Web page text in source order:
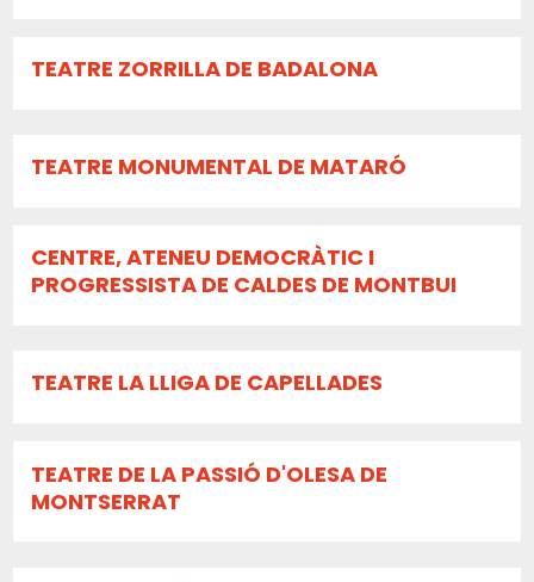
TEATRE ZORRILLA DE BADALONA
TEATRE MONUMENTAL DE MATARÓ
CENTRE, ATENEU DEMOCRÀTIC I
PROGRESSISTA DE CALDES DE MONTBUI
TEATRE LA LLIGA DE CAPELLADES
TEATRE DE LA PASSIÓ D'OLESA DE
MONTSERRAT